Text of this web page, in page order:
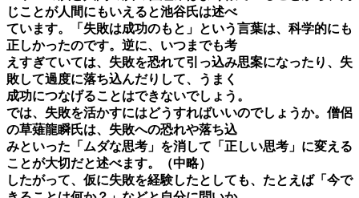
じことが人間にもいえると池谷氏は述べ
ています。「失敗は成功のもと」という言葉は、科学的にも
正しかったのです。逆に、いつまでも考
えすぎていては、失敗を恐れて引っ込み思案になったり、失
敗して過度に落ち込んだりして、うまく
成功につなげることはできないでしょう。
では、失敗を活かすにはどうすればいいのでしょうか。僧侶
の草薙龍瞬氏は、失敗への恐れや落ち込
みといった「ムダな思考」を消して「正しい思考」に変える
ことが大切だと述べます。（中略）
したがって、仮に失敗を経験したとしても、たとえば「今で